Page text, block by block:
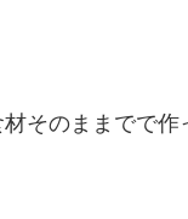
そのままでで